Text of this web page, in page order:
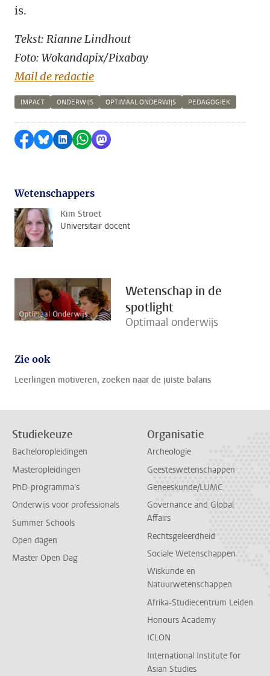
is.
Tekst: Rianne Lindhout
Foto: Wokandapix/Pixabay
Mail de redactie
IMPACT ONDERWIJS OPTIMAAL ONDERWIJS PEDAGOGIEK
Delen op Facebook
Delen via Bluesky
Delen op LinkedIn
Delen via WhatsApp
Delen via Mastodon
Wetenschappers
Kim Stroet
Universitair docent
Wetenschap in de
spotlight
Optimaal onderwijs
Zie ook
Leerlingen motiveren, zoeken naar de juiste balans
Studiekeuze
Bacheloropleidingen
Masteropleidingen
PhD-programma's
Onderwijs voor professionals
Summer Schools
Open dagen
Master Open Dag
Organisatie
Archeologie
Geesteswetenschappen
Geneeskunde/LUMC
Governance and Global
Affairs
Rechtsgeleerdheid
Sociale Wetenschappen
Wiskunde en
Natuurwetenschappen
Afrika-Studiecentrum Leiden
Honours Academy
ICLON
International Institute for
Asian Studies